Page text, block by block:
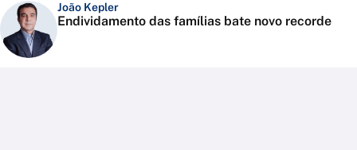
João Kepler
Endividamento das famílias bate novo recorde